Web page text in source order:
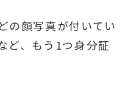
の顔写真が付いてい
ど、もう1つ身分証